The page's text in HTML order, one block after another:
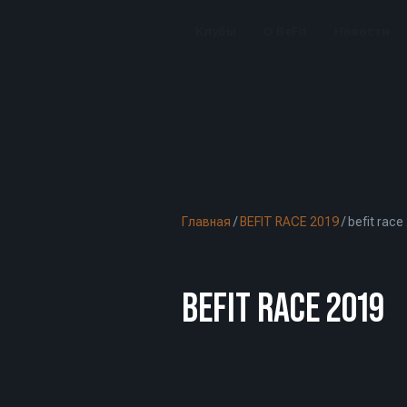
Главная / BEFIT RACE 2019/ befit race
BEFIT RACE 2019